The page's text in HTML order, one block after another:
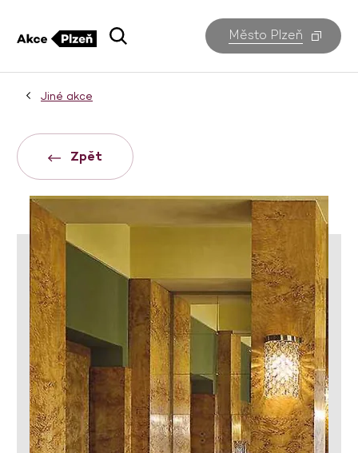
Město Plzeň
Jiné akce
Zpět